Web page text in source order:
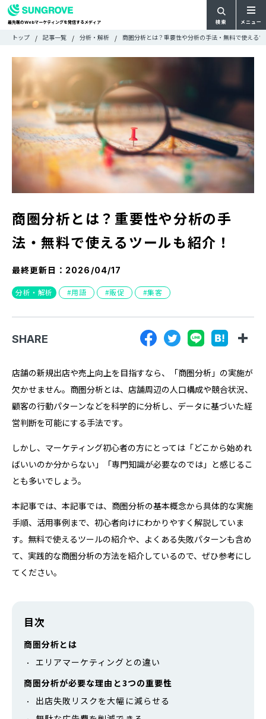
最先端のWebマーケティングを発信するメディア 検索 メニュー
ニ
一
覧
CATEGORY
カテゴリで探す
TAG
タグで探す
WRITER
ライターで探す
FEATURE
特集
MOVIE
DOCUMENT
『SUNGROVE』について
利用規約
特定商取引法に基づく表記
プライバシーポリシー
運営会社
検
検
トップ 記事一覧 分析・解析 商圏分析とは？重要性や分析の手法・無料で使える
商圏分析とは？重要性や分析の手
法・無料で使えるツールも紹介！
最終更新日： 2026/04/17
分析・解析 用語 販促 集客
SHARE
店舗の新規出店や売上向上を目指すなら、「商圏分析」の実施が
欠かせません。商圏分析とは、店舗周辺の人口構成や競合状況、
顧客の行動パターンなどを科学的に分析し、データに基づいた経
営判断を可能にする手法です。
しかし、マーケティング初心者の方にとっては「どこから始めれ
ばいいのか分からない」「専門知識が必要なのでは」と感じるこ
とも多いでしょう。
本記事では、本記事では、商圏分析の基本概念から具体的な実施
手順、活用事例まで、初心者向けにわかりやすく解説していま
す。無料で使えるツールの紹介や、よくある失敗パターンも含め
て、実践的な商圏分析の方法を紹介しているので、ぜひ参考にし
てください。
目次
商圏分析とは
エリアマーケティングとの違い
商圏分析が必要な理由と3つの重要性
出店失敗リスクを大幅に減らせる